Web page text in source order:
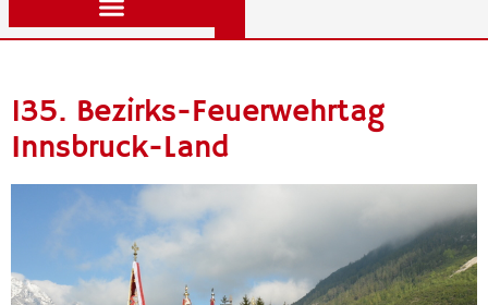
135. Bezirks-Feuerwehrtag
Innsbruck-Land